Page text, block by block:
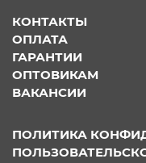
КОНТАКТЫ
ОПЛАТА
ГАРАНТИИ
ОПТОВИКАМ
ВАКАНСИИ
ПОЛИТИКА